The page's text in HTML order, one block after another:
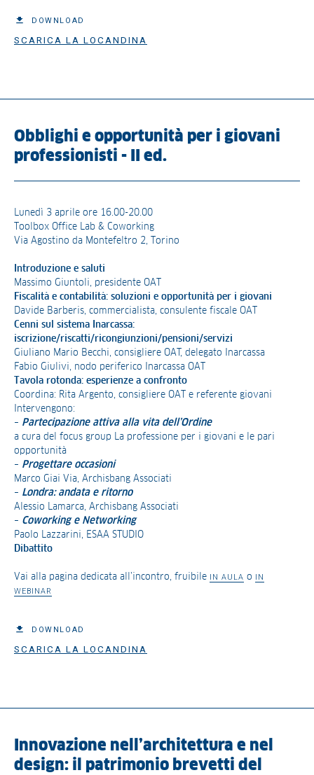
DOWNLOAD
SCARICA LA LOCANDINA
Obblighi e opportunità per i giovani
professionisti - II ed.
Lunedì 3 aprile ore 16.00-20.00
Toolbox Office Lab & Coworking
Via Agostino da Montefeltro 2, Torino
Introduzione e saluti
Massimo Giuntoli, presidente OAT
Fiscalità e contabilità: soluzioni e opportunità per i giovani
Davide Barberis, commercialista, consulente fiscale OAT
Cenni sul sistema Inarcassa:
iscrizione/riscatti/ricongiunzioni/pensioni/servizi
Giuliano Mario Becchi, consigliere OAT, delegato Inarcassa
Fabio Giulivi, nodo periferico Inarcassa OAT
Tavola rotonda: esperienze a confronto
Coordina: Rita Argento, consigliere OAT e referente giovani
Intervengono:
– Partecipazione attiva alla vita dell’Ordine
a cura del focus group La professione per i giovani e le pari
opportunità
– Progettare occasioni
Marco Giai Via, Archisbang Associati
– Londra: andata e ritorno
Alessio Lamarca, Archisbang Associati
– Coworking e Networking
Paolo Lazzarini, ESAA STUDIO
Dibattito
Vai alla pagina dedicata all’incontro, fruibile IN AULA o
IN
WEBINAR
DOWNLOAD
SCARICA LA LOCANDINA
Innovazione nell’architettura e nel
design: il patrimonio brevetti del